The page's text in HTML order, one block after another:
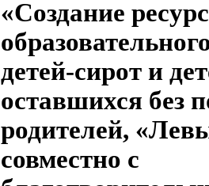
«Создание
детей-сирот и
оставшихся без
родителей,
совместно с